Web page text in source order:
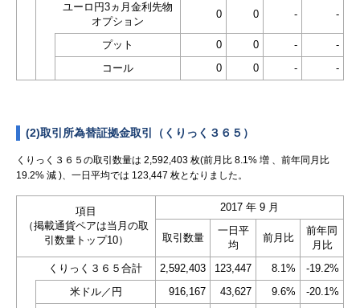
ユーロ円3ヵ月金利先物
オプション
0 0 - -
プット 0 0 -
-
コール
0 0 - -
(2)取引所為替証拠金取引（くりっく３６５）
くりっく３６５の取引数量は 2,592,403 枚(前月比 8.1% 増 、前年同月比
19.2% 減 )、一日平均では 123,447 枚となりました。
項目
（掲載通貨ペアは当月の取
引数量トップ10）
2017 年 9 月
取引数量
一日平
均
前月比
前年同
月比
くりっく３６５合計
2,592,403 123,447 8.1%
-19.2%
米ドル／円
916,167 43,627 9.6%
-20.1%